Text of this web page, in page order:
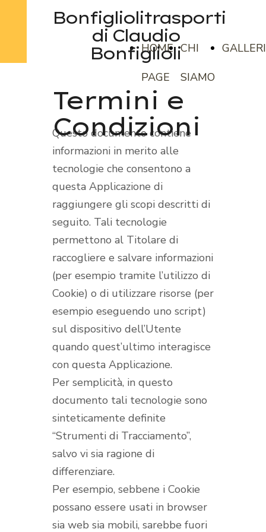
Bonfigliolitrasporti
di Claudio
Bonfiglioli
HOME
PAGE
CHI
SIAMO
Termini e
Condizioni
Questo documento contiene
informazioni in merito alle
tecnologie che consentono a
questa Applicazione di
raggiungere gli scopi descritti di
seguito. Tali tecnologie
permettono al Titolare di
raccogliere e salvare informazioni
(per esempio tramite l’utilizzo di
Cookie) o di utilizzare risorse (per
esempio eseguendo uno script)
sul dispositivo dell’Utente
quando quest’ultimo interagisce
con questa Applicazione.
Per semplicità, in questo
documento tali tecnologie sono
sinteticamente definite
“Strumenti di Tracciamento”,
salvo vi sia ragione di
differenziare.
Per esempio, sebbene i Cookie
possano essere usati in browser
sia web sia mobili, sarebbe fuori